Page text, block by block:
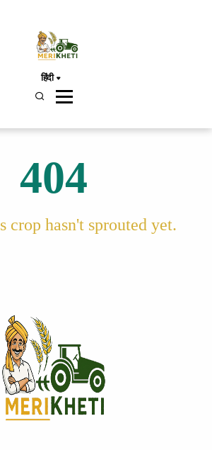
हिंदी
404
crop hasn't sprouted yet.